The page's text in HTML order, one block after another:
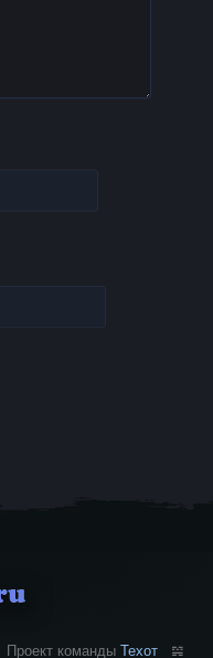
Проект команды Техот 𝌴